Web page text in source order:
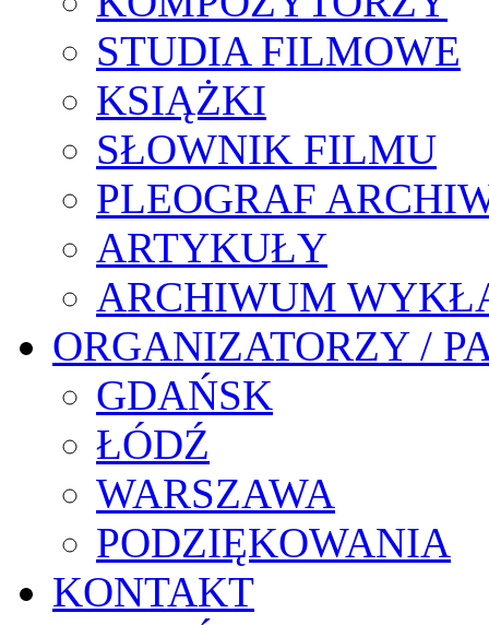
STUDIA FILMOWE
KSIĄŻKI
SŁOWNIK FILMU
PLEOGRAF
ARTYKUŁY
ARCHIWUM
ORGANIZATORZY /
GDAŃSK
ŁÓDŹ
WARSZAWA
PODZIĘKOWANIA
KONTAKT